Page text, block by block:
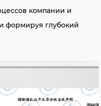
компании и
формируя глубокий